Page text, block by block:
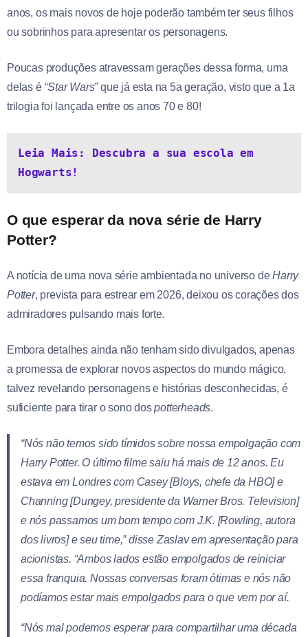
anos, os mais novos de hoje poderão também ter seus filhos
ou sobrinhos para apresentar os personagens.
Poucas produções atravessam gerações dessa forma, uma
delas é “Star Wars”que já esta na 5a geração, visto que a 1a
trilogia foi lançada entre os anos 70 e 80!
Leia Mais: Descubra a sua escola em
Hogwarts!
O que esperar da nova série de Harry
Potter?
A notícia de uma nova série ambientada no universo deHarry
Potter, prevista para estrear em 2026, deixou os corações dos
admiradores pulsando mais forte.
Embora detalhes ainda não tenham sido divulgados, apenas
a promessa de explorar novos aspectos do mundo mágico,
talvez revelando personagens e histórias desconhecidas, é
suficiente para tirar o sono dospotterheads.
“Nós não temos sido tímidos sobre nossa empolgação com
Harry Potter. O último filme saiu há mais de 12 anos. Eu
estava em Londres com Casey [Bloys, chefe da HBO] e
Channing [Dungey, presidente da Warner Bros. Television]
e nós passamos um bom tempo com J.K. [Rowling, autora
dos livros] e seu time,” disse Zaslav em apresentação para
acionistas. “Ambos lados estão empolgados de reiniciar
essa franquia. Nossas conversas foram ótimas e nós não
podíamos estar mais empolgados para o que vem por aí.
“Nós mal podemos esperar para compartilhar uma década